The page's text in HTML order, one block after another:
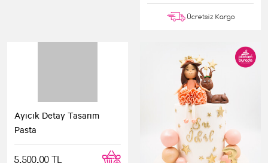
Ücretsiz Kargo
Ayıcık Detay Tasarım
Pasta
5.500,00 TL